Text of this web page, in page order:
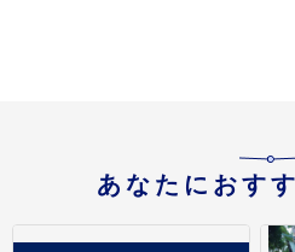
あなたにおす